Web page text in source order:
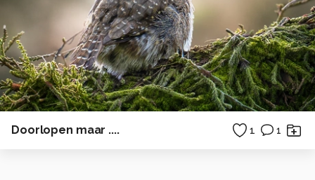
Doorlopen maar .... 1 1